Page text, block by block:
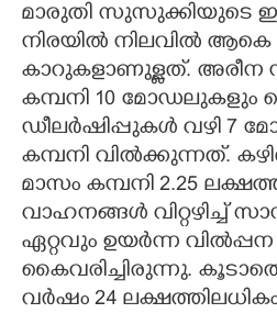
മാരുതി സുസുക്കിയുടെ
നിരയിൽ നിലവിൽ ആകെ
കാറുകളാണുള്ളത്. അരീന
കമ്പനി 10 മോഡലുകളും
ഡീലർഷിപ്പുകൾ വഴി 7
കമ്പനി വിൽക്കുന്നത്.
മാസം കമ്പനി 2.25
വാഹനങ്ങൾ വിറ്റഴിച്ച്
ഏറ്റവും ഉയർന്ന
കൈവരിച്ചിരുന്നു.
വർഷം 24